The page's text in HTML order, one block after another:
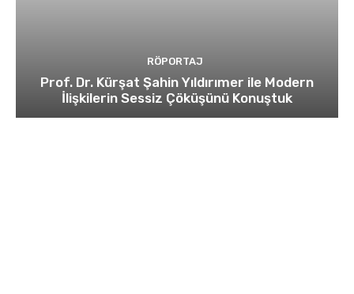
RÖPORTAJ
Prof. Dr. Kürşat Şahin Yıldırımer ile Modern
İlişkilerin Sessiz Çöküşünü Konuştuk